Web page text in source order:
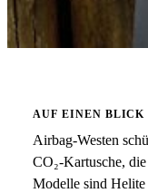
AUF EINEN BLICK
Airbag-Westen
CO₂-Kartusche,
Modelle sind